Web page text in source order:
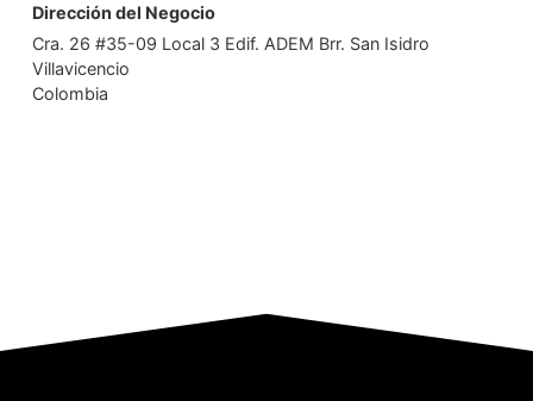
Dirección del Negocio
Cra. 26 #35-09 Local 3 Edif. ADEM Brr. San Isidro
Villavicencio
Colombia